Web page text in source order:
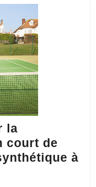
favoriser
la
pratique
du
sport
chez
les
jeunes
la
court de
à